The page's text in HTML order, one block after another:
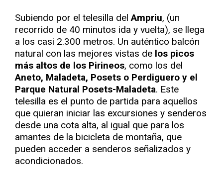
Subiendo por el telesilla delAmpriu, (un
recorrido de 40 minutos ida y vuelta), se llega
a los casi 2.300 metros. Un auténtico balcón
natural con las mejores vistas de los picos
más altos de los Pirineos, como los del
Aneto, Maladeta, Posets o Perdiguero y el
Parque Natural Posets-Maladeta. Este
telesilla es el punto de partida para aquellos
que quieran iniciar las excursiones y senderos
desde una cota alta, al igual que para los
amantes de la bicicleta de montaña, que
pueden acceder a senderos señalizados y
acondicionados.